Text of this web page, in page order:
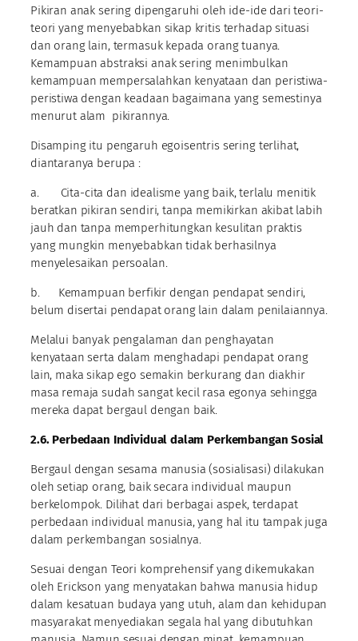
Pikiran anak sering dipengaruhi oleh ide-ide dari teori-
teori yang menyebabkan sikap kritis terhadap situasi
dan orang lain, termasuk kepada orang tuanya.
Kemampuan abstraksi anak sering menimbulkan
kemampuan mempersalahkan kenyataan dan peristiwa-
peristiwa dengan keadaan bagaimana yang semestinya
menurut alam pikirannya.
Disamping itu pengaruh egoisentris sering terlihat,
diantaranya berupa :
a. Cita-cita dan idealisme yang baik, terlalu menitik
beratkan pikiran sendiri, tanpa memikirkan akibat labih
jauh dan tanpa memperhitungkan kesulitan praktis
yang mungkin menyebabkan tidak berhasilnya
menyelesaikan persoalan.
b. Kemampuan berfikir dengan pendapat sendiri,
belum disertai pendapat orang lain dalam penilaiannya.
Melalui banyak pengalaman dan penghayatan
kenyataan serta dalam menghadapi pendapat orang
lain, maka sikap ego semakin berkurang dan diakhir
masa remaja sudah sangat kecil rasa egonya sehingga
mereka dapat bergaul dengan baik.
2.6. Perbedaan Individual dalam Perkembangan Sosial
Bergaul dengan sesama manusia (sosialisasi) dilakukan
oleh setiap orang, baik secara individual maupun
berkelompok. Dilihat dari berbagai aspek, terdapat
perbedaan individual manusia, yang hal itu tampak juga
dalam perkembangan sosialnya.
Sesuai dengan Teori komprehensif yang dikemukakan
oleh Erickson yang menyatakan bahwa manusia hidup
dalam kesatuan budaya yang utuh, alam dan kehidupan
masyarakat menyediakan segala hal yang dibutuhkan